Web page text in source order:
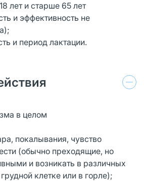
лет и старше 65 лет
и эффективность не
и период лактации.
в целом
покалывания, чувство
(обычно преходящие, но
и возникать в различных
грудной клетке или в горле);